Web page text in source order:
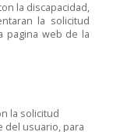
la discapacidad,
la solicitud
pagina web de la
la solicitud
del usuario, para